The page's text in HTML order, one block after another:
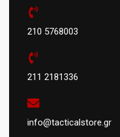
210 5768003
211 2181336
info@tacticalstore.gr